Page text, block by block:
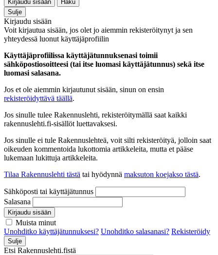
Kirjaudu sisään
Haku
Sulje
Kirjaudu sisään
Voit kirjautua sisään, jos olet jo aiemmin rekisteröitynyt ja sen
yhteydessä luonut käyttäjäprofiilin
Käyttäjäprofiilissa käyttäjätunnuksenasi toimii
sähköpostiosoitteesi (tai itse luomasi käyttäjätunnus) sekä itse
luomasi salasana.
Jos et ole aiemmin kirjautunut sisään, sinun on ensin
rekisteröidyttävä täällä.
Jos sinulle tulee Rakennuslehti, rekisteröitymällä saat kaikki
rakennuslehti.fi-sisällöt luettavaksesi.
Jos sinulle ei tule Rakennuslehteä, voit silti rekisteröityä, jolloin saat
oikeuden kommentoida lukottomia artikkeleita, mutta et pääse
lukemaan lukittuja artikkeleita.
Tilaa Rakennuslehti tästä tai hyödynnä maksuton koejakso tästä.
Sähköposti tai käyttäjätunnus
Salasana
Kirjaudu sisään
Muista minut
Unohditko käyttäjätunnuksesi? Unohditko salasanasi? Rekisteröidy
Sulje
Etsi Rakennuslehti.fistä